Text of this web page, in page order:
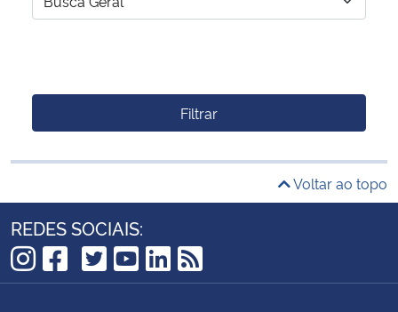
Filtrar
Voltar ao topo
REDES SOCIAIS:
Instagram
Facebook
TikTok
Twitter
YouTube
LinkedIn
RSS